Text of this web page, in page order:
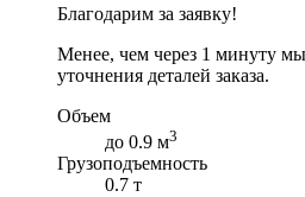
Благодарим за заявку!
Менее, чем через 1 минуту
уточнения деталей заказа.
Объем
до 0.9 м3
Грузоподъемность
0.7 т